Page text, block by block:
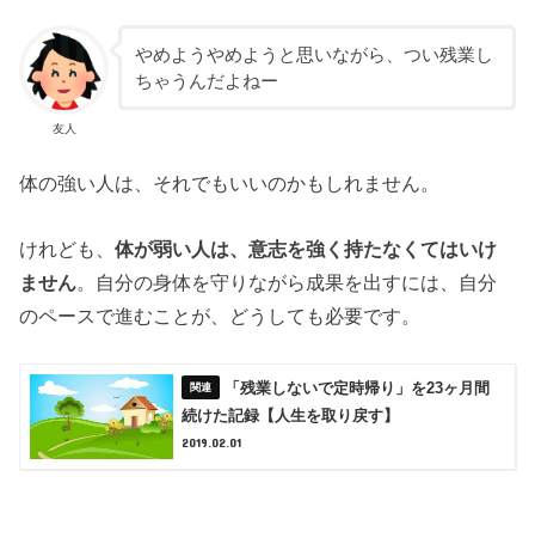
友人
やめようやめようと思いながら、つい残業し
ちゃうんだよねー
体の強い人は、それでもいいのかもしれません。
けれども、体が弱い人は、意志を強く持たなくてはいけ
ません。自分の身体を守りながら成果を出すには、自分
のペースで進むことが、どうしても必要です。
「残業しないで定時帰り」を23ヶ月間
続けた記録【人生を取り戻す】
2019.02.01